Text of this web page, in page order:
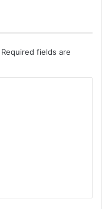
Required fields are